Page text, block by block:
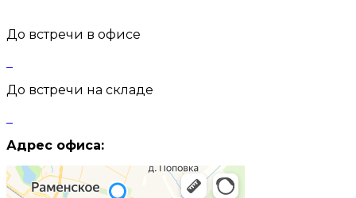
До встречи в офисе
До встречи на складе
Адрес офиса: